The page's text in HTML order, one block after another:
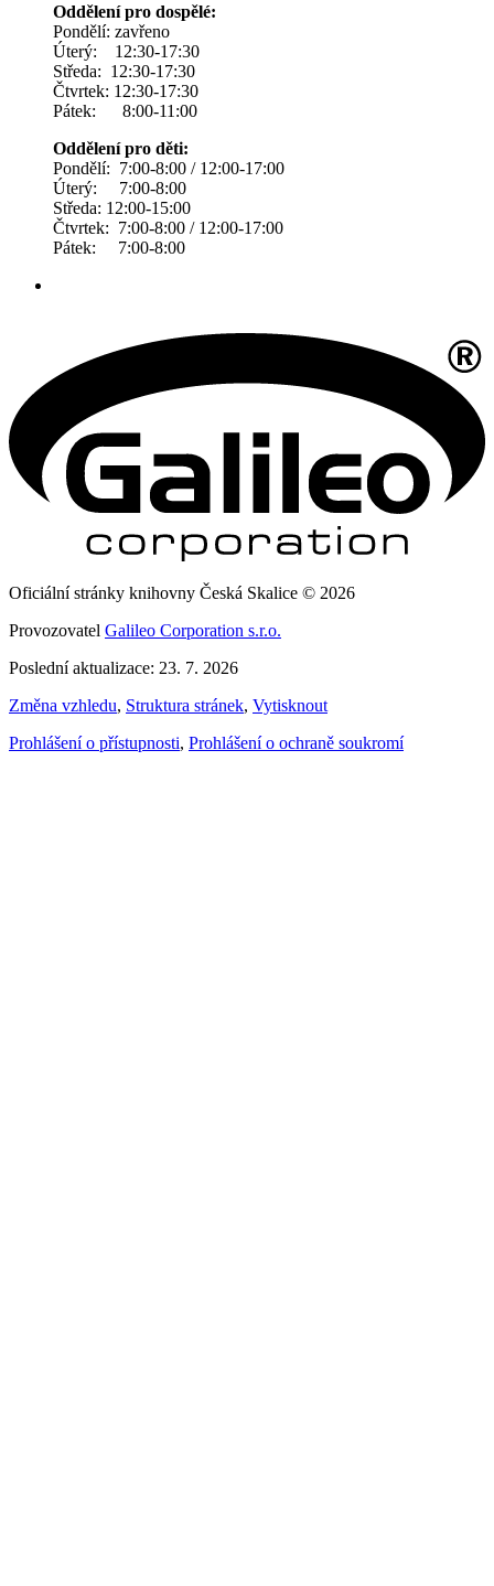
Oddělení pro dospělé:
Pondělí: zavřeno
Úterý: 12:30-17:30
Středa: 12:30-17:30
Čtvrtek: 12:30-17:30
Pátek: 8:00-11:00
Oddělení pro děti:
Pondělí: 7:00-8:00 / 12:00-17:00
Úterý: 7:00-8:00
Středa: 12:00-15:00
Čtvrtek: 7:00-8:00 / 12:00-17:00
Pátek: 7:00-8:00
Oficiální stránky knihovny Česká Skalice © 2026
Provozovatel Galileo Corporation s.r.o.
Poslední aktualizace: 23. 7. 2026
Změna vzhledu, Struktura stránek, Vytisknout
Prohlášení o přístupnosti, Prohlášení o ochraně soukromí